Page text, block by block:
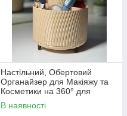
Настільний, Обертовий
Органайзер для Макіяжу та
Косметики на 360° для
Пензлів, Помади, Лаку,
Канцелярії, бежевий
В наявності